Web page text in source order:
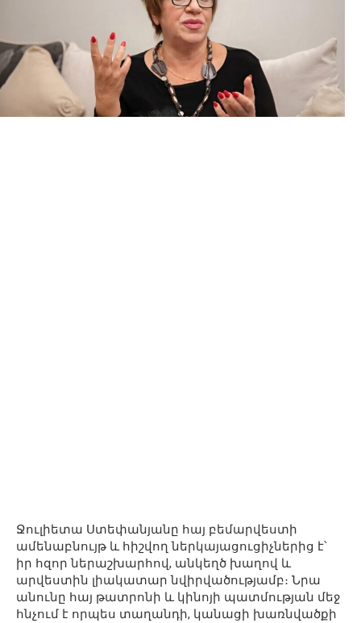
Ջուլիետա Ստեփանյանը հայ բեմարվեստի
ամենաբնույթ և հիշվող ներկայացուցիչներից է՝
իր հզոր ներաշխարհով, անկեղծ խաղով և
արվեստին լիակատար նվիրվածությամբ։ Նրա
անունը հայ թատրոնի և կինոյի պատմության մեջ
հնչում է որպես տաղանդի, կանացի խառնվածքի